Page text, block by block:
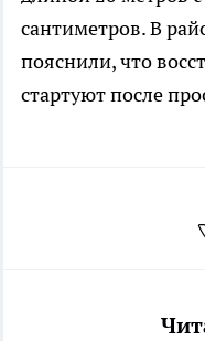
сантиметров. В
пояснили, что
стартуют после